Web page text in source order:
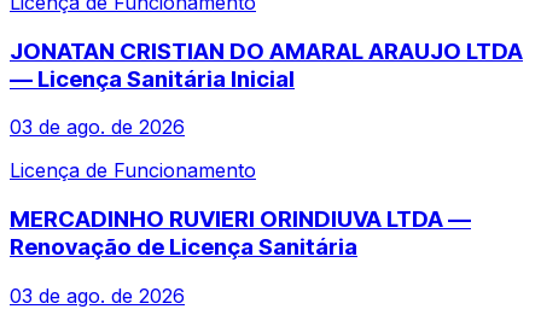
JONATAN CRISTIAN DO AMARAL ARAUJO LTDA
— Licença Sanitária Inicial
03 de ago. de 2026
Licença de Funcionamento
MERCADINHO RUVIERI ORINDIUVA LTDA —
Renovação de Licença Sanitária
03 de ago. de 2026